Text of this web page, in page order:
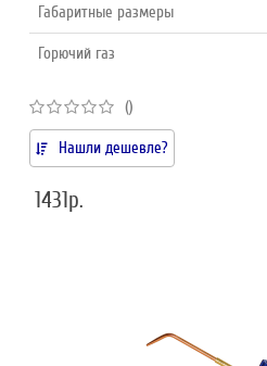
Габаритные размеры
Горючий газ
()
Нашли дешевле?
1431р.